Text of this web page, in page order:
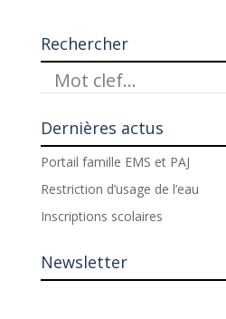
Rechercher
Dernières actus
Portail famille EMS et PAJ
Restriction d’usage de l’eau
Inscriptions scolaires
Newsletter